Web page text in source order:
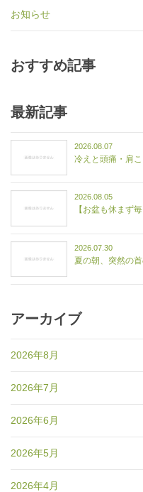
お知らせ
おすすめ記事
最新記事
2026.08.07
冷えと頭痛・肩
2026.08.05
【お盆も休まず
2026.07.30
夏の朝、突然の
アーカイブ
2026年8月
2026年7月
2026年6月
2026年5月
2026年4月